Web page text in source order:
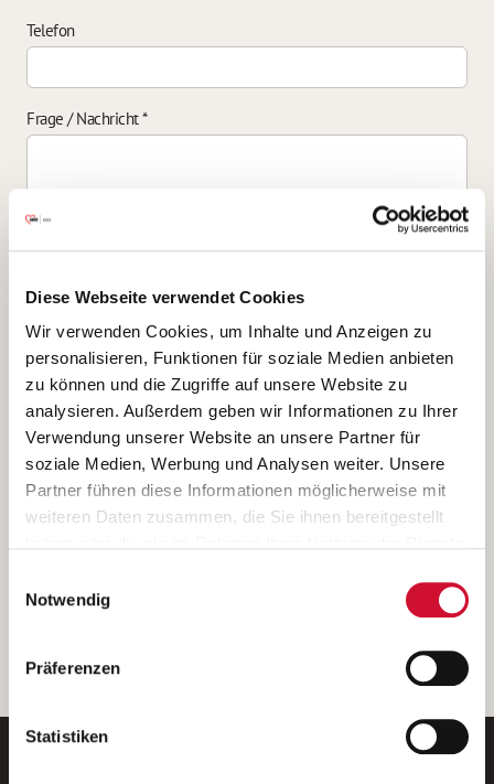
Diese Webseite verwendet Cookies
Wir verwenden Cookies, um Inhalte und Anzeigen zu
personalisieren, Funktionen für soziale Medien anbieten
zu können und die Zugriffe auf unsere Website zu
analysieren. Außerdem geben wir Informationen zu Ihrer
Verwendung unserer Website an unsere Partner für
soziale Medien, Werbung und Analysen weiter. Unsere
Partner führen diese Informationen möglicherweise mit
weiteren Daten zusammen, die Sie ihnen bereitgestellt
Wenn Sie auf „Cookies zulassen“ klicken, so stimmen
Sie der Speicherung sämtlicher Cookies zu. Sie können
Ihre Einwilligung selbstverständlich jederzeit widerrufen,
indem Sie die Cookie-Einstellungen aufrufen und diese
unserer
Notwendig
Präferenzen
Statistiken
Telefon
Frage / Nachricht*
Ich bin damit einverstanden, dass meine personenbezogenen Daten
ausschließlich zum Zweck der Durchführung der Kontaktanfrage
verarbeitet, auf IT- Systemen der Garitz Bewirtschaftungsbetriebe
GmbH, Heinrich-von-Kleist-Straße 2, 97688 Bad Kissingen
(Betreiber) gespeichert und an die für das Stellenangebot
verantwortliche Stelle zur Kontaktaufnahme weitergegeben
werden.
Diese Einwilligungserklärung kann ich jederzeit gegenüber dem
Weitere Details können Sie der
entnehmen.